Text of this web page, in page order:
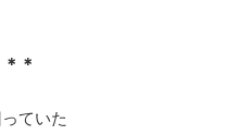
＊
ていた